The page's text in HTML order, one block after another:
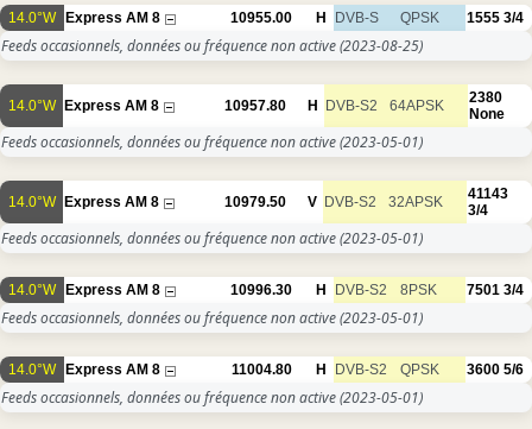
14.0°W Express AM 8 10955.00 H DVB-S QPSK 1555 3/4
Feeds occasionnels, données ou fréquence non active(2023-08-25)
14.0°W Express AM 8 10957.80 H DVB-S2 64APSK
2380
None
Feeds occasionnels, données ou fréquence non active(2023-05-01)
14.0°W Express AM 8 10979.50 V DVB-S2 32APSK
41143
3/4
Feeds occasionnels, données ou fréquence non active(2023-05-01)
14.0°W Express AM 8 10996.30 H DVB-S2 8PSK 7501 3/4
Feeds occasionnels, données ou fréquence non active(2023-05-01)
14.0°W Express AM 8 11004.80 H DVB-S2 QPSK 3600 5/6
Feeds occasionnels, données ou fréquence non active(2023-05-01)